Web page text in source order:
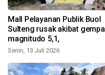
Mall Pelayanan Publik Buol
Sulteng rusak akibat gempa
magnitudo 5,1,
Senin, 13 Juli 2026